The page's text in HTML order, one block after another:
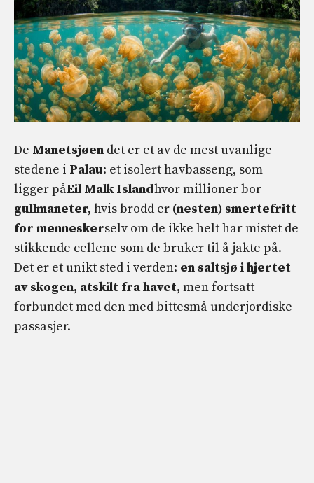
De Manetsjøen det er et av de mest uvanlige
stedene i Palau: et isolert havbasseng, som
ligger påEil Malk Islandhvor millioner bor
gullmaneter, hvis brodd er (nesten) smertefritt
for menneskerselv om de ikke helt har mistet de
stikkende cellene som de bruker til å jakte på.
Det er et unikt sted i verden: en saltsjø i hjertet
av skogen, atskilt fra havet, men fortsatt
forbundet med den med bittesmå underjordiske
passasjer.